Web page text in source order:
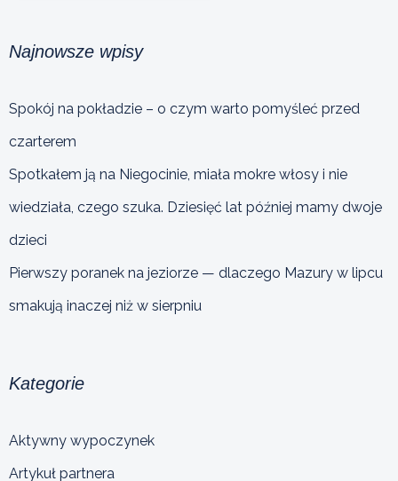
Najnowsze wpisy
Spokój na pokładzie – o czym warto pomyśleć przed
czarterem
Spotkałem ją na Niegocinie, miała mokre włosy i nie
wiedziała, czego szuka. Dziesięć lat później mamy dwoje
dzieci
Pierwszy poranek na jeziorze — dlaczego Mazury w lipcu
smakują inaczej niż w sierpniu
Kategorie
Aktywny wypoczynek
Artykuł partnera